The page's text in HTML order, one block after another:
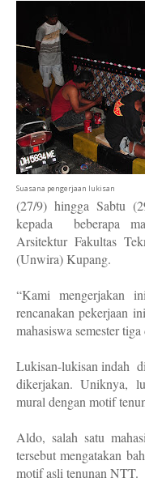
Suasana pengerjaan lukisan
(27/9) hingga Sabtu
kepada
beberapa
Arsitektur Fakultas
(Unwira) Kupang.
“Kami mengerjakan
rencanakan pekerjaan
mahasiswa semester
Lukisan-lukisan indah
dikerjakan. Uniknya,
mural dengan motif
Aldo, salah satu
tersebut mengatakan
motif asli tenunan NTT.